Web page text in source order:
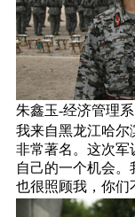
朱鑫玉-经济管理系
我来自黑龙江哈尔
非常著名。这次军
自己的一个机会
也很照顾我，你们